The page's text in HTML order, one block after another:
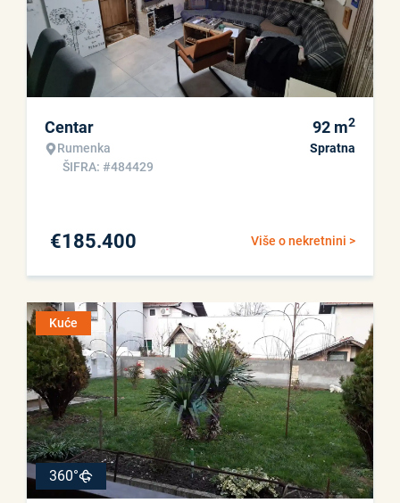
Centar
Rumenka
ŠIFRA: #484429
92 m2
Spratna
Više o nekretnini >
€185.400
Kuće
360°